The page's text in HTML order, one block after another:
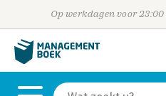
Op werkdagen voor